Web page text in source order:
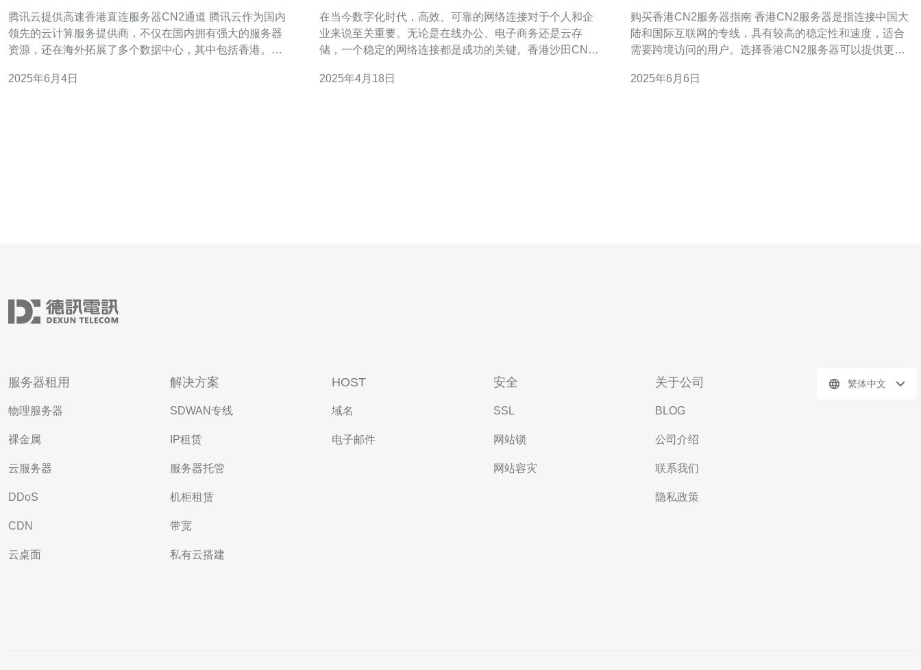
腾讯云提供高速香港直连服务器CN2通道 腾讯云作为国内
领先的云计算服务提供商，不仅在国内拥有强大的服务器
资源，还在海外拓展了多个数据中心，其中包括香港。腾
网络连接，为用户提供优质的云计算服务。 CN2通道是指
2025年6月4日
在当今数字化时代，高效、可靠的网络连接对于个人和企
业来说至关重要。无论是在线办公、电子商务还是云存
储，一个稳定的网络连接都是成功的关键。香港沙田CN2
是一个基于云计算技术的虚拟服务器，由香港沙田数据中
2025年4月18日
购买香港CN2服务器指南 香港CN2服务器是指连接中国大
陆和国际互联网的专线，具有较高的稳定性和速度，适合
需要跨境访问的用户。选择香港CN2服务器可以提供更快
1. 确定需求：首先需要确定自己的需求，包括带宽、存储
2025年6月6日
服务器租用
物理服务器
裸金属
云服务器
DDoS
CDN
云桌面
解决方案
SDWAN专线
IP租赁
服务器托管
机柜租赁
带宽
私有云搭建
HOST
域名
电子邮件
安全
SSL
网站锁
网站容灾
关于公司
BLOG
公司介绍
联系我们
隐私政策
繁体中文